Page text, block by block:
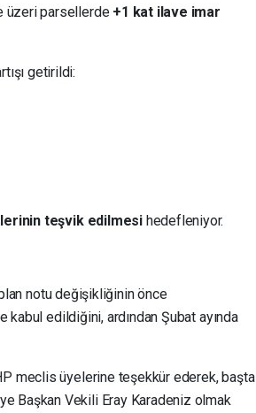
üzeri parsellerde +1 kat ilave imar
getirildi:
teşvik edilmesihedefleniyor.
plan notu değişikliğinin önce
edildiğini, ardından Şubat ayında
meclis üyelerine teşekkür ederek, başta
Başkan Vekili Eray Karadeniz olmak